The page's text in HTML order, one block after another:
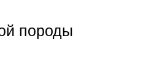
породы